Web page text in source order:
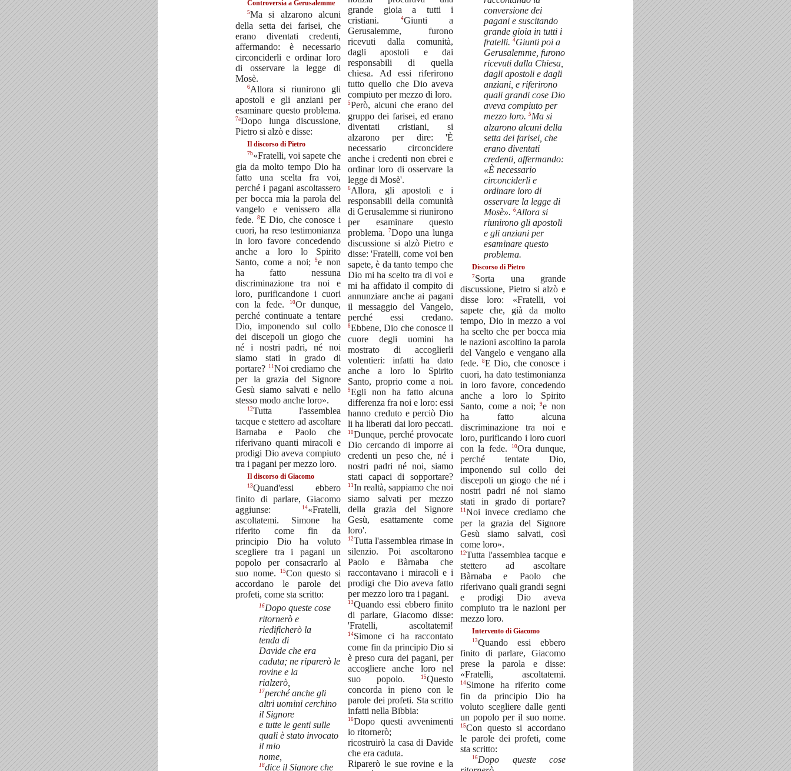
Controversia a Gerusalemme
5Ma si alzarono alcuni
della setta dei farisei, che
erano diventati credenti,
affermando: è necessario
circonciderli e ordinar loro
di osservare la legge di
Mosè.
6Allora si riunirono gli
apostoli e gli anziani per
esaminare questo problema.
7aDopo lunga discussione,
Pietro si alzò e disse:
Il discorso di Pietro
7b«Fratelli, voi sapete che
gia da molto tempo Dio ha
fatto una scelta fra voi,
perché i pagani ascoltassero
per bocca mia la parola del
vangelo e venissero alla
fede.
8E Dio, che conosce i
cuori, ha reso testimonianza
in loro favore concedendo
anche a loro lo Spirito
Santo, come a noi;9e non
ha fatto nessuna
discriminazione tra noi e
loro, purificandone i cuori
con la fede.
10Or dunque,
perché continuate a tentare
Dio, imponendo sul collo
dei discepoli un giogo che
né i nostri padri, né noi
siamo stati in grado di
portare? 11 Noi crediamo che
per la grazia del Signore
Gesù siamo salvati e nello
stesso modo anche loro».
12Tutta l'assemblea
tacque e stettero ad ascoltare
Barnaba e Paolo che
riferivano quanti miracoli e
prodigi Dio aveva compiuto
tra i pagani per mezzo loro.
Il discorso di Giacomo
13Quand'essi ebbero
finito di parlare, Giacomo
aggiunse:
14«Fratelli,
ascoltatemi. Simone ha
riferito come fin da
principio Dio ha voluto
scegliere tra i pagani un
popolo per consacrarlo al
suo nome.
15Con questo si
accordano le parole dei
profeti, come sta scritto:
16Dopo queste cose
ritornerò e
riedificherò la
tenda di
Davide che era
caduta; ne riparerò le
rovine e la
rialzerò,
17perché anche gli
altri uomini cerchino
il Signore
e tutte le genti sulle
quali è stato invocato
il mio
nome,
18dice il Signore che
grande gioia a tutti i
cristiani.
4Giunti a
Gerusalemme, furono
ricevuti dalla comunità,
dagli apostoli e dai
responsabili di quella
chiesa. Ad essi riferirono
tutto quello che Dio aveva
compiuto per mezzo di loro.
5Però, alcuni che erano del
gruppo dei farisei, ed erano
diventati cristiani, si
alzarono per dire: 'È
necessario circoncidere
anche i credenti non ebrei e
ordinar loro di osservare la
legge di Mosè'.
6Allora, gli apostoli e i
responsabili della comunità
di Gerusalemme si riunirono
per esaminare questo
problema.
7Dopo una lunga
discussione si alzò Pietro e
disse: 'Fratelli, come voi ben
sapete, è da tanto tempo che
Dio mi ha scelto tra di voi e
mi ha affidato il compito di
annunziare anche ai pagani
il messaggio del Vangelo,
perché essi credano.
8Ebbene, Dio che conosce il
cuore degli uomini ha
mostrato di accoglierli
volentieri: infatti ha dato
anche a loro lo Spirito
Santo, proprio come a noi.
9Egli non ha fatto alcuna
differenza fra noi e loro: essi
hanno creduto e perciò Dio
li ha liberati dai loro peccati.
10Dunque, perché provocate
Dio cercando di imporre ai
credenti un peso che, né i
nostri padri né noi, siamo
stati capaci di sopportare?
11In realtà, sappiamo che noi
siamo salvati per mezzo
della grazia del Signore
Gesù, esattamente come
loro'.
12Tutta l'assemblea rimase in
silenzio. Poi ascoltarono
Paolo e Bàrnaba che
raccontavano i miracoli e i
prodigi che Dio aveva fatto
per mezzo loro tra i pagani.
13Quando essi ebbero finito
di parlare, Giacomo disse:
'Fratelli, ascoltatemi!
14Simone ci ha raccontato
come fin da principio Dio si
è preso cura dei pagani, per
accogliere anche loro nel
suo popolo.
15Questo
concorda in pieno con le
parole dei profeti. Sta scritto
infatti nella Bibbia:
16Dopo questi avvenimenti
io ritornerò;
ricostruirò la casa di Davide
che era caduta.
Riparerò le sue rovine e la
conversione dei
pagani e suscitando
grande gioia in tutti i
fratelli. 4Giunti poi a
Gerusalemme, furono
ricevuti dalla Chiesa,
dagli apostoli e dagli
anziani, e riferirono
quali grandi cose Dio
aveva compiuto per
mezzo loro. 5Ma si
alzarono alcuni della
setta dei farisei, che
erano diventati
credenti, affermando:
«È necessario
circonciderli e
ordinare loro di
osservare la legge di
Mosè». 6Allora si
riunirono gli apostoli
e gli anziani per
esaminare questo
problema.
Discorso di Pietro
7Sorta una grande
discussione, Pietro si alzò e
disse loro: «Fratelli, voi
sapete che, già da molto
tempo, Dio in mezzo a voi
ha scelto che per bocca mia
le nazioni ascoltino la parola
del Vangelo e vengano alla
fede.
8E Dio, che conosce i
cuori, ha dato testimonianza
in loro favore, concedendo
anche a loro lo Spirito
Santo, come a noi;9e non
ha fatto alcuna
discriminazione tra noi e
loro, purificando i loro cuori
con la fede.
10Ora dunque,
perché tentate Dio,
imponendo sul collo dei
discepoli un giogo che né i
nostri padri né noi siamo
stati in grado di portare?
11Noi invece crediamo che
per la grazia del Signore
Gesù siamo salvati, così
come loro».
12Tutta l'assemblea tacque e
stettero ad ascoltare
Bàrnaba e Paolo che
riferivano quali grandi segni
e prodigi Dio aveva
compiuto tra le nazioni per
mezzo loro.
Intervento di Giacomo
13Quando essi ebbero
finito di parlare, Giacomo
prese la parola e disse:
«Fratelli, ascoltatemi.
14Simone ha riferito come
fin da principio Dio ha
voluto scegliere dalle genti
un popolo per il suo nome.
15Con questo si accordano
le parole dei profeti, come
sta scritto:
16Dopo queste cose